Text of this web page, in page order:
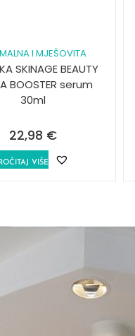
I MJEŠOVITA
SKINAGE BEAUTY
BOOSTER serum
30ml
22,98 €
VIŠE